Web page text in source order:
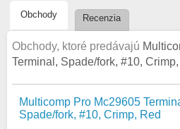
Obchody Recenzia
Obchody, ktoré predávajú
Terminal, Spade/fork, #10,
Multicomp Pro Mc29605
Spade/fork, #10, Crimp, Red